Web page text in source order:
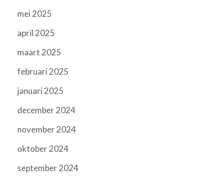
mei 2025
april 2025
maart 2025
februari 2025
januari 2025
december 2024
november 2024
oktober 2024
september 2024